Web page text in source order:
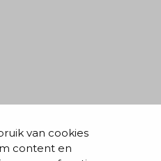
van cookies
content en